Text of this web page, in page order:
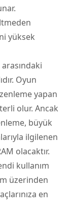
yüksek
Oyun
yapan
olur. Ancak
büyük
ilgilenen
olacaktır.
kullanım
üzerinden
en